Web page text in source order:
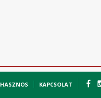
HASZNOS KAPCSOLAT